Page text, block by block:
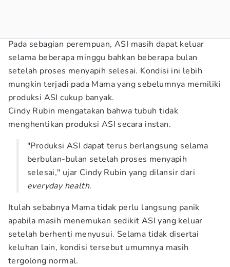
Pada sebagian perempuan, ASI masih dapat keluar
selama beberapa minggu bahkan beberapa bulan
setelah proses menyapih selesai. Kondisi ini lebih
mungkin terjadi pada Mama yang sebelumnya memiliki
produksi ASI cukup banyak.
Cindy Rubin mengatakan bahwa tubuh tidak
menghentikan produksi ASI secara instan.
"Produksi ASI dapat terus berlangsung selama
berbulan-bulan setelah proses menyapih
selesai," ujar Cindy Rubin yang dilansir dari
everyday health.
Itulah sebabnya Mama tidak perlu langsung panik
apabila masih menemukan sedikit ASI yang keluar
setelah berhenti menyusui. Selama tidak disertai
keluhan lain, kondisi tersebut umumnya masih
tergolong normal.